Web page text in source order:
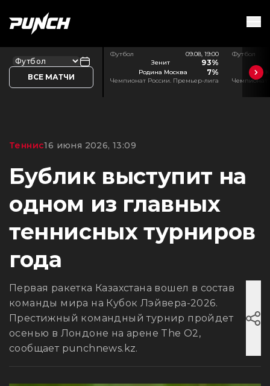
ВСЕ МАТЧИ
Футбол
09.08, 19:00
Зенит
93%
Родина Москва 7%
Чемпионат России. Премьер-лига
Футбол
Чемпионат
Теннис16 июня 2026, 13:09
Бублик выступит на
одном из главных
теннисных турниров
года
Первая ракетка Казахстана вошел в состав
команды мира на Кубок Лэйвера-2026.
Престижный командный турнир пройдет
осенью в Лондоне на арене The O2,
сообщает punchnews.kz.